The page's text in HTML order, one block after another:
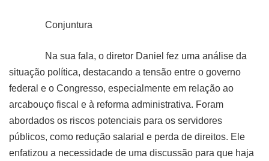
Conjuntura
Na sua fala, o diretor Daniel fez uma análise da
situação política, destacando a tensão entre o governo
federal e o Congresso, especialmente em relação ao
arcabouço fiscal e à reforma administrativa. Foram
abordados os riscos potenciais para os servidores
públicos, como redução salarial e perda de direitos. Ele
enfatizou a necessidade de uma discussão para que haja